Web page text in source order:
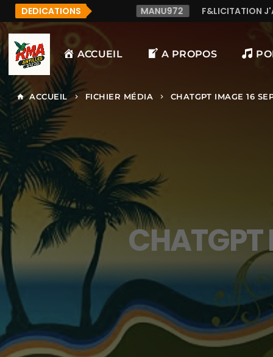
DEDICATIONS
MANU972 F&LICITATION J'AI DECOUVERT CETTE
ACCUEIL A PROPOS
home ACCUEIL keyboard_arrow_right FICHIER MÉDIA keyboard_arrow_right CHATGPT IMAGE 16
CHATGPT